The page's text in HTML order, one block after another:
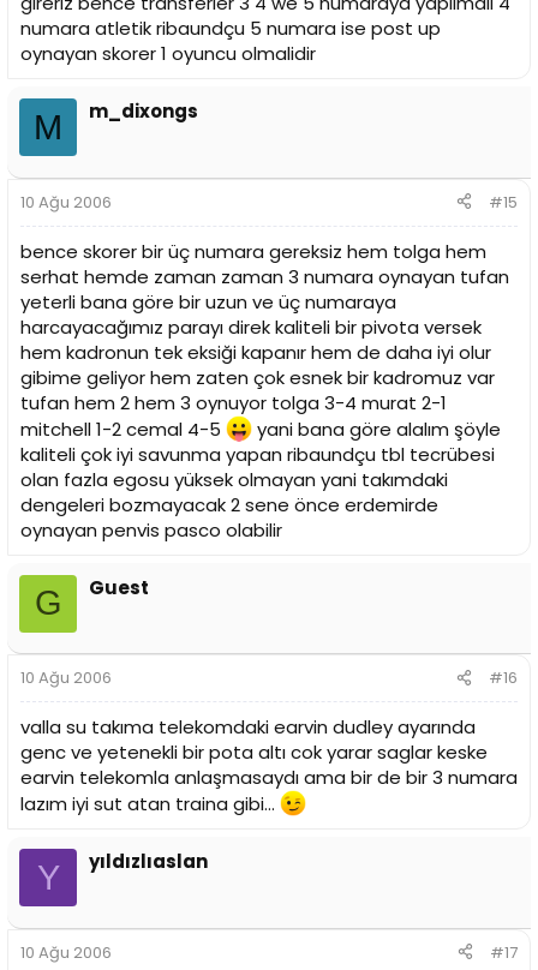
numara atletik ribaundçu 5 numara ise post up
oynayan skorer 1 oyuncu olmalidir
M m_dixongs
10 Ağu 2006 #15
bence skorer bir üç numara gereksiz hem tolga hem
serhat hemde zaman zaman 3 numara oynayan tufan
yeterli bana göre bir uzun ve üç numaraya
harcayacağımız parayı direk kaliteli bir pivota versek
hem kadronun tek eksiği kapanır hem de daha iyi olur
gibime geliyor hem zaten çok esnek bir kadromuz var
tufan hem 2 hem 3 oynuyor tolga 3-4 murat 2-1
mitchell 1-2 cemal 4-5
yani bana göre alalım şöyle
kaliteli çok iyi savunma yapan ribaundçu tbl tecrübesi
olan fazla egosu yüksek olmayan yani takımdaki
dengeleri bozmayacak 2 sene önce erdemirde
oynayan penvis pasco olabilir
G Guest
10 Ağu 2006 #16
valla su takıma telekomdaki earvin dudley ayarında
genc ve yetenekli bir pota altı cok yarar saglar keske
earvin telekomla anlaşmasaydı ama bir de bir 3 numara
lazım iyi sut atan traina gibi...
Y yıldızlıaslan
10 Ağu 2006 #17